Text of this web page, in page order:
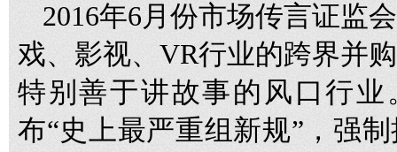
2016年6月份市场传言证监
戏、影视、VR行业的跨界并
特别善于讲故事的风口行
布“史上最严重组新规”，强